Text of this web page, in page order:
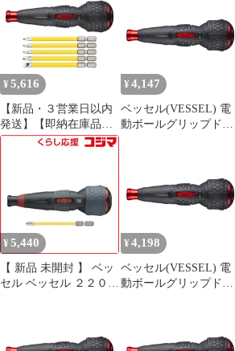
プCで充電 最大出力ト
ルク3N・m 220USBC 1
ルク3N・m 220USBC-5
¥ 5,616
【新品・３営業日以内
発送】【即納在庫品】
ベッセル VESSEL
5 コードレス電動ドラ
イバー 軽量ペン型設計
LEDライト搭載 最大ト
ルク3.0Nｍ 手動12Nｍ
対応 DI【沖縄離島販売
不可】
¥ 4,147
ベッセル(VESSEL) 電
動ボールグリップドラ
ルク3N・m 220USBC 1
¥ 5,440
【 新品 未開封 】 ベッ
セル ベッセル ２２０Ｕ
¥ 4,198
ベッセル(VESSEL) 電
動ボールグリップドラ
ルク3N・m 220USBC 0